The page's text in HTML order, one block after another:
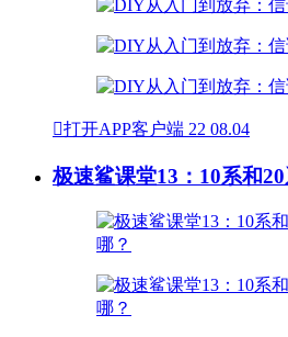
打开APP客户端 22 08.04
极速鲨课堂13：10系和